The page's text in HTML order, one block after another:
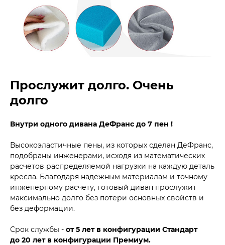
Прослужит долго. Очень
долго
Внутри одного дивана ДеФранс до 7 пен !
Высокоэластичные пены, из которых сделан ДеФранс,
подобраны инженерами, исходя из математических
расчетов распределяемой нагрузки на каждую деталь
кресла. Благодаря надежным материалам и точному
инженерному расчету, готовый диван прослужит
максимально долго без потери основных свойств и
без деформации.
Срок службы - от 5 лет в конфигурации Стандарт
до 20 лет в конфигурации Премиум.